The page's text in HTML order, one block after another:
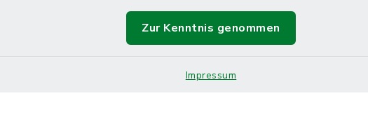
Zur Kenntnis genommen
Impressum
Online-Terminvereinbarung
keinen zeitnahen Termin? Rufen Sie uns gerne unter der